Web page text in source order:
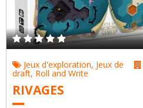
Jeux d'exploration, Jeux de
draft, Roll and Write
RIVAGES